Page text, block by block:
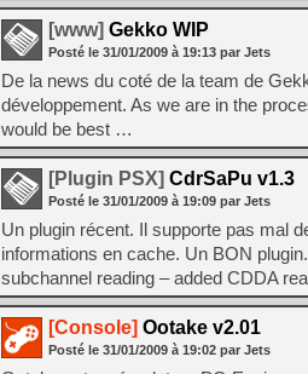
[www] Gekko WIP
Posté le 31/01/2009 à 19:13 par Jets
De la news du coté de la team de
développement. As we are in the
would be best …
[Plugin PSX] CdrSaPu v1.3
Posté le 31/01/2009 à 19:09 par Jets
Un plugin récent. Il supporte pas mal
informations en cache. Un BON
subchannel reading – added CDDA
[Console] Ootake v2.01
Posté le 31/01/2009 à 19:02 par Jets